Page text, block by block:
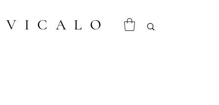
VICALO